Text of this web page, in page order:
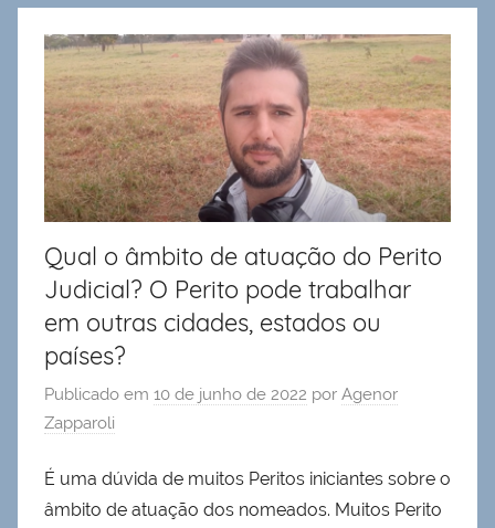
Qual o âmbito de atuação do Perito
Judicial? O Perito pode trabalhar
em outras cidades, estados ou
países?
Publicado em 10 de junho de 2022 por Agenor
Zapparoli
É uma dúvida de muitos Peritos iniciantes sobre o
âmbito de atuação dos nomeados. Muitos Perito